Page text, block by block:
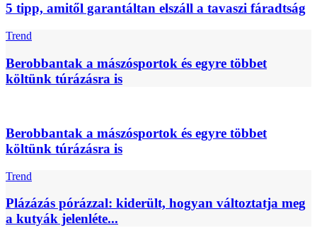
5 tipp, amitől garantáltan elszáll a tavaszi fáradtság
Trend
Berobbantak a mászósportok és egyre többet
költünk túrázásra is
Berobbantak a mászósportok és egyre többet
költünk túrázásra is
Trend
Plázázás pórázzal: kiderült, hogyan változtatja meg
a kutyák jelenléte...